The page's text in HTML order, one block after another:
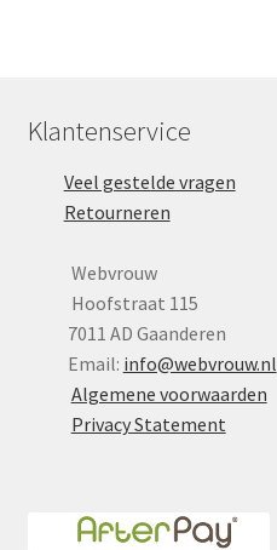
Klantenservice
Veel gestelde vragen
Retourneren
Webvrouw
Hoofstraat 115
7011 AD Gaanderen
Email: info@webvrouw.nl
Algemene voorwaarden
Privacy Statement